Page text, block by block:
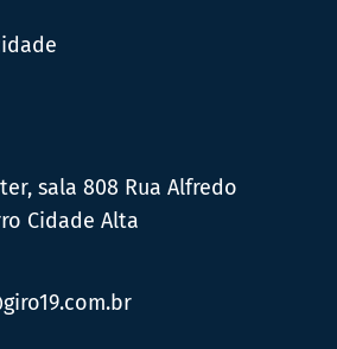
sala 808 Rua Alfredo
Cidade Alta